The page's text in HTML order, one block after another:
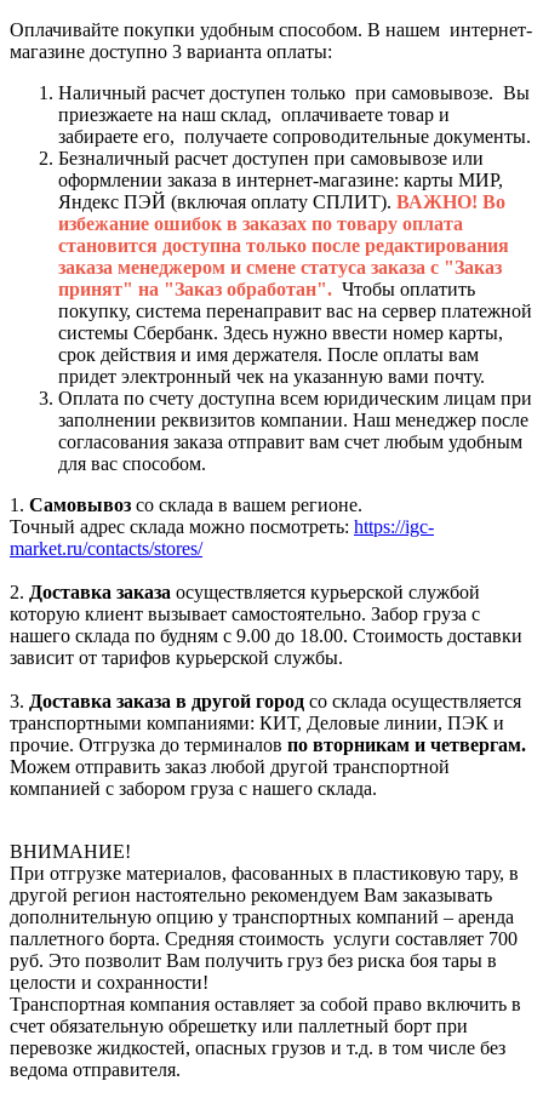
Оплачивайте покупки удобным способом. В нашем интернет-
магазине доступно 3 варианта оплаты:
Наличный расчет доступен только при самовывозе. Вы
приезжаете на наш склад, оплачиваете товар и
забираете его, получаете сопроводительные документы.
Безналичный расчет доступен при самовывозе или
оформлении заказа в интернет-магазине: карты МИР,
Яндекс ПЭЙ (включая оплату СПЛИТ). ВАЖНО! Во
избежание ошибок в заказах по товару оплата
становится доступна только после редактирования
заказа менеджером и смене статуса заказа с "Заказ
принят" на "Заказ обработан". Чтобы оплатить
покупку, система перенаправит вас на сервер платежной
системы Сбербанк. Здесь нужно ввести номер карты,
срок действия и имя держателя. После оплаты вам
придет электронный чек на указанную вами почту.
Оплата по счету доступна всем юридическим лицам при
заполнении реквизитов компании. Наш менеджер после
согласования заказа отправит вам счет любым удобным
для вас способом.
1. Самовывоз со склада в вашем регионе.
Точный адрес склада можно посмотреть: https://igc-
market.ru/contacts/stores/
2. Доставка заказа осуществляется курьерской службой
которую клиент вызывает самостоятельно. Забор груза с
нашего склада по будням с 9.00 до 18.00. Стоимость доставки
зависит от тарифов курьерской службы.
3. Доставка заказа в другой город со склада осуществляется
транспортными компаниями: КИТ, Деловые линии, ПЭК и
прочие. Отгрузка до терминалов по вторникам и четвергам.
Можем отправить заказ любой другой транспортной
компанией с забором груза с нашего склада.
ВНИМАНИЕ!
При отгрузке материалов, фасованных в пластиковую тару, в
другой регион настоятельно рекомендуем Вам заказывать
дополнительную опцию у транспортных компаний – аренда
паллетного борта. Средняя стоимость услуги составляет 700
руб. Это позволит Вам получить груз без риска боя тары в
целости и сохранности!
Транспортная компания оставляет за собой право включить в
счет обязательную обрешетку или паллетный борт при
перевозке жидкостей, опасных грузов и т.д. в том числе без
ведома отправителя.